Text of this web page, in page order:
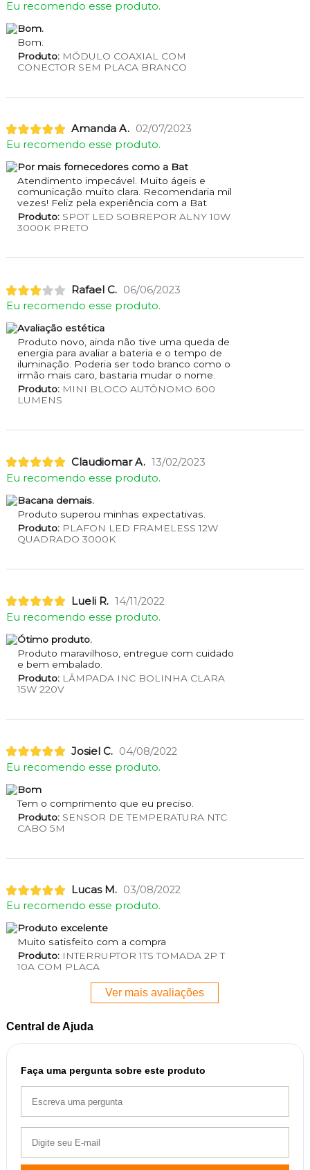
Eu recomendo esse produto.
Bom.
Bom.
Produto:MÓDULO COAXIAL COM
CONECTOR SEM PLACA BRANCO
Amanda A. 02/07/2023
Eu recomendo esse produto.
Por mais fornecedores como a Bat
Atendimento impecável. Muito ágeis e
comunicação muito clara. Recomendaria mil
vezes! Feliz pela experiência com a Bat
Produto:SPOT LED SOBREPOR ALNY 10W
3000K PRETO
Rafael C. 06/06/2023
Eu recomendo esse produto.
Avaliação estética
Produto novo, ainda não tive uma queda de
energia para avaliar a bateria e o tempo de
iluminação. Poderia ser todo branco como o
irmão mais caro, bastaria mudar o nome.
Produto:MINI BLOCO AUTÔNOMO 600
LUMENS
Claudiomar A. 13/02/2023
Eu recomendo esse produto.
Bacana demais.
Produto superou minhas expectativas.
Produto:PLAFON LED FRAMELESS 12W
QUADRADO 3000K
Lueli R. 14/11/2022
Eu recomendo esse produto.
Ótimo produto.
Produto maravilhoso, entregue com cuidado
e bem embalado.
Produto:LÂMPADA INC BOLINHA CLARA
15W 220V
Josiel C. 04/08/2022
Eu recomendo esse produto.
Bom
Tem o comprimento que eu preciso.
Produto:SENSOR DE TEMPERATURA NTC
CABO 5M
Lucas M. 03/08/2022
Eu recomendo esse produto.
Produto excelente
Muito satisfeito com a compra
Produto:INTERRUPTOR 1TS TOMADA 2P T
10A COM PLACA
Ver mais avaliações
Central de Ajuda
Faça uma pergunta sobre este produto